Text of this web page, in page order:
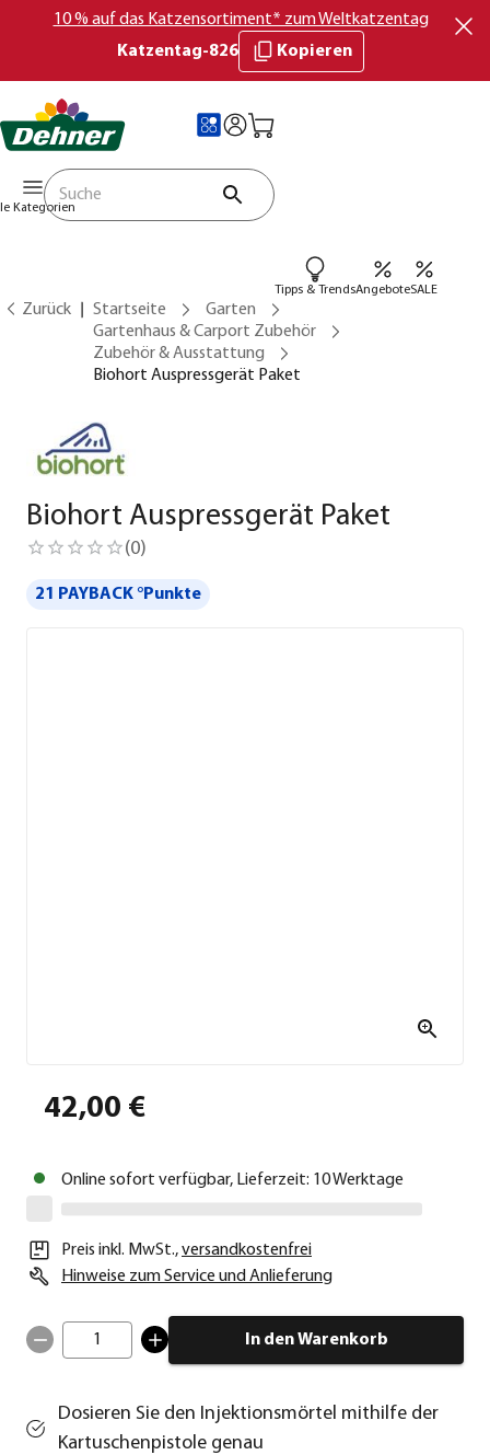
10 % auf das Katzensortiment* zum Weltkatzentag
Katzentag-826
Kopieren
Kategorien
Tipps & TrendsAngeboteSALE
Zurück Startseite
Garten
Gartenhaus & Carport Zubehör
Zubehör & Ausstattung
Biohort Auspressgerät Paket
Biohort Auspressgerät Paket
(0)
21 PAYBACK °Punkte
42,00 €
Online sofort verfügbar, Lieferzeit: 10 Werktage
Preis inkl. MwSt.,versandkostenfrei
Hinweise zum Service und Anlieferung
1 In den Warenkorb
Dosieren Sie den Injektionsmörtel mithilfe der
Kartuschenpistole genau